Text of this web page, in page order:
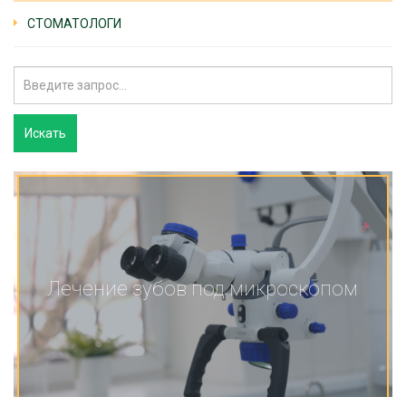
СТОМАТОЛОГИ
Лечение зубов под микроскопом